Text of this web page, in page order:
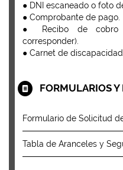
● DNI escaneado o foto
● Comprobante de pago.
● Recibo de cobro
corresponder).
● Carnet de
FORMULARIOS
Formulario de Solicitud
Tabla de Aranceles y